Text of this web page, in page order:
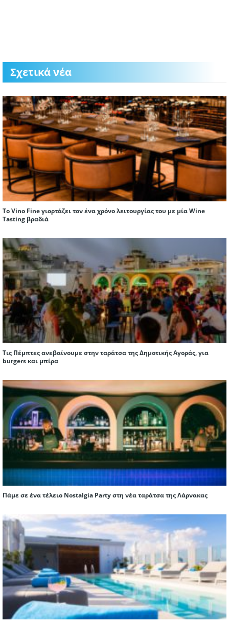
Σχετικά νέα
To Vino Fine γιορτάζει τον ένα χρόνο λειτουργίας του με μία Wine
Tasting βραδιά
Τις Πέμπτες ανεβαίνουμε στην ταράτσα της Δημοτικής Αγοράς, για
burgers και μπίρα
Πάμε σε ένα τέλειο Nostalgia Party στη νέα ταράτσα της Λάρνακας